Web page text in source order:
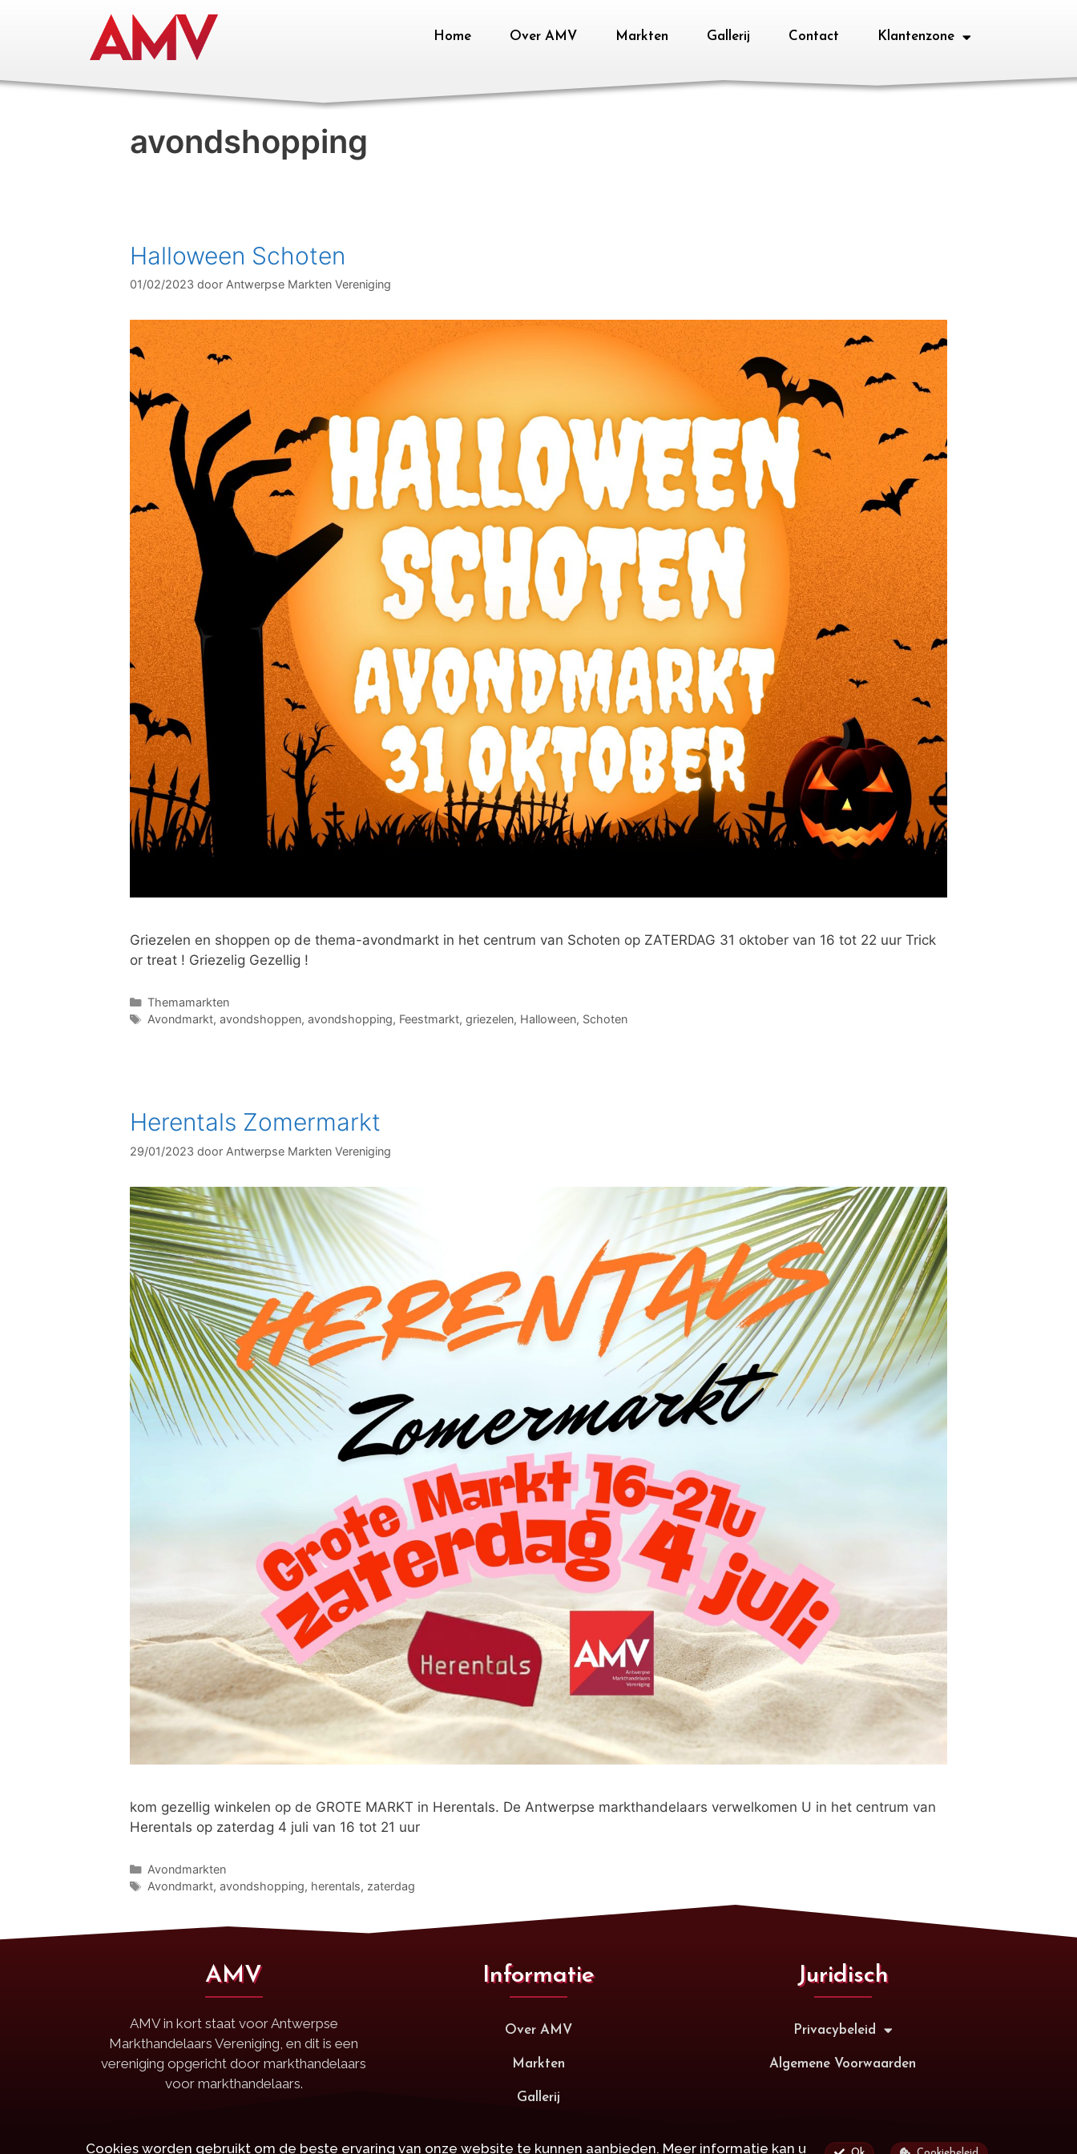
Home Over AMV Markten Gallerij Contact Klantenzone
avondshopping
Halloween Schoten
01/02/2023 door Antwerpse Markten Vereniging
Griezelen en shoppen op de thema-avondmarkt in het centrum van Schoten op ZATERDAG 31 oktober van 16 tot 22 uur Trick
or treat ! Griezelig Gezellig !
Themamarkten
Avondmarkt, avondshoppen, avondshopping, Feestmarkt, griezelen, Halloween, Schoten
Herentals Zomermarkt
29/01/2023 door Antwerpse Markten Vereniging
kom gezellig winkelen op de GROTE MARKT in Herentals. De Antwerpse markthandelaars verwelkomen U in het centrum van
Herentals op zaterdag 4 juli van 16 tot 21 uur
Avondmarkten
Avondmarkt, avondshopping, herentals, zaterdag
AMV
AMV in kort staat voor Antwerpse
Markthandelaars Vereniging, en dit is een
vereniging opgericht door markthandelaars
voor markthandelaars.
Informatie
Over AMV
Markten
Gallerij
Juridisch
Privacybeleid
Algemene Voorwaarden
Cookies worden gebruikt om de beste ervaring van onze website te kunnen aanbieden. Meer informatie kan u